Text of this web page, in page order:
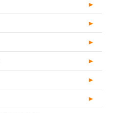
►
►
►
►
►
►